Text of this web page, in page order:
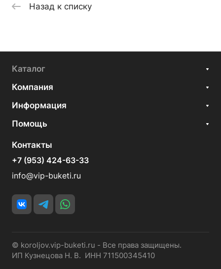
Назад к списку
Каталог
Компания
Информация
Помощь
Контакты
+7 (953) 424-63-33
info@vip-buketi.ru
© koroljov.vip-buketi.ru - Все права защищены.
ИП Кузнецова Н. В. ИНН 711500345410